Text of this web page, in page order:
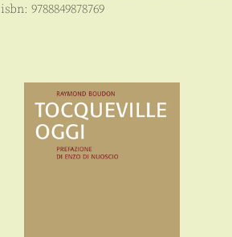
isbn: 9788849878769